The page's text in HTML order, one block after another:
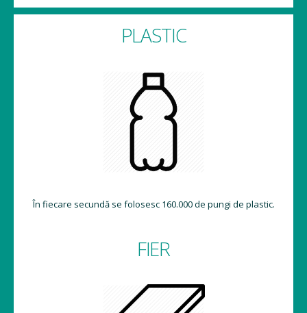
PLASTIC
În fiecare secundă se folosesc 160.000 de pungi de plastic.
FIER